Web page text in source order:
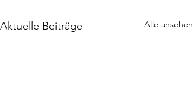
Aktuelle Beiträge Alle ansehen